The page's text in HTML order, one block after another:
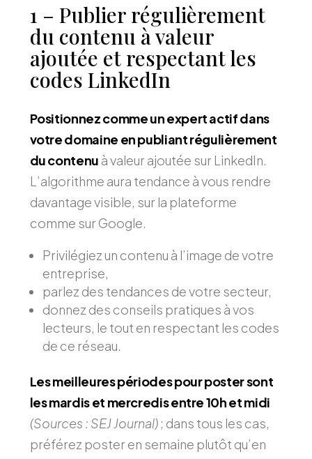
1 – Publier régulièrement
du contenu à valeur
ajoutée et respectant les
codes LinkedIn
Positionnez comme un expert actif dans
votre domaine en publiant régulièrement
du contenu à valeur ajoutée sur LinkedIn.
L’algorithme aura tendance à vous rendre
davantage visible, sur la plateforme
comme sur Google.
Privilégiez un contenu à l’image de votre
entreprise,
parlez des tendances de votre secteur,
donnez des conseils pratiques à vos
lecteurs, le tout en respectant les codes
de ce réseau.
Les meilleures périodes pour poster sont
les mardis et mercredis entre 10h et midi
(Sources : SEJ Journal); dans tous les cas,
préférez poster en semaine plutôt qu’en